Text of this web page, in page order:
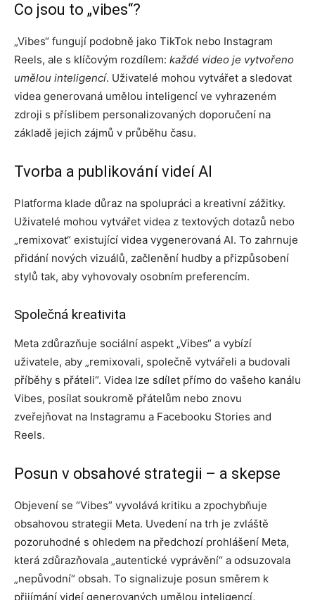
Co jsou to „vibes“?
„Vibes“ fungují podobně jako TikTok nebo Instagram
Reels, ale s klíčovým rozdílem: každé video je vytvořeno
umělou inteligencí. Uživatelé mohou vytvářet a sledovat
videa generovaná umělou inteligencí ve vyhrazeném
zdroji s příslibem personalizovaných doporučení na
základě jejich zájmů v průběhu času.
Tvorba a publikování videí AI
Platforma klade důraz na spolupráci a kreativní zážitky.
Uživatelé mohou vytvářet videa z textových dotazů nebo
„remixovat“ existující videa vygenerovaná AI. To zahrnuje
přidání nových vizuálů, začlenění hudby a přizpůsobení
stylů tak, aby vyhovovaly osobním preferencím.
Společná kreativita
Meta zdůrazňuje sociální aspekt „Vibes“ a vybízí
uživatele, aby „remixovali, společně vytvářeli a budovali
příběhy s přáteli“. Videa lze sdílet přímo do vašeho kanálu
Vibes, posílat soukromě přátelům nebo znovu
zveřejňovat na Instagramu a Facebooku Stories and
Reels.
Posun v obsahové strategii – a skepse
Objevení se “Vibes” vyvolává kritiku a zpochybňuje
obsahovou strategii Meta. Uvedení na trh je zvláště
pozoruhodné s ohledem na předchozí prohlášení Meta,
která zdůrazňovala „autentické vyprávění“ a odsuzovala
„nepůvodní“ obsah. To signalizuje posun směrem k
přijímání videí generovaných umělou inteligencí,